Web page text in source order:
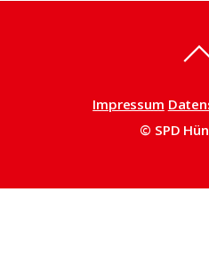
Impressum
© SPD